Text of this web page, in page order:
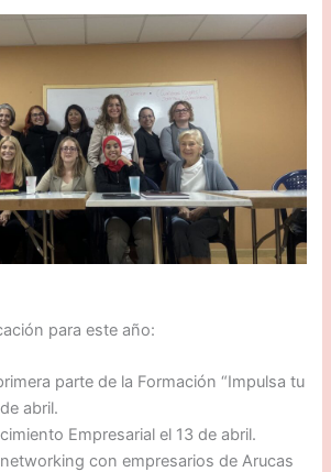
para este año:
parte de la Formación “Impulsa tu
abril.
Empresarial el 13 de abril.
con empresarios de Arucas